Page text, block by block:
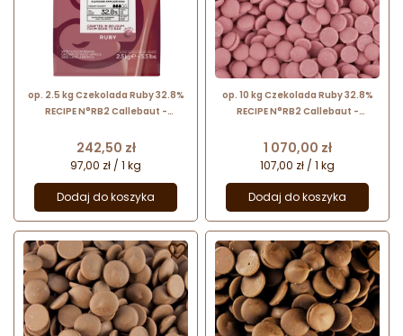
op. 2.5 kg Czekolada Ruby 32.8%
RECIPE N°RB2 Callebaut -
z nutami kwaśnych owoców
Cena
242,50 zł
97,00 zł / 1 kg
Dodaj do koszyka
op. 10 kg Czekolada Ruby 32.8%
RECIPE N°RB2 Callebaut -
z nutami kwaśnych owoców
Cena
1 070,00 zł
107,00 zł / 1 kg
Dodaj do koszyka
 